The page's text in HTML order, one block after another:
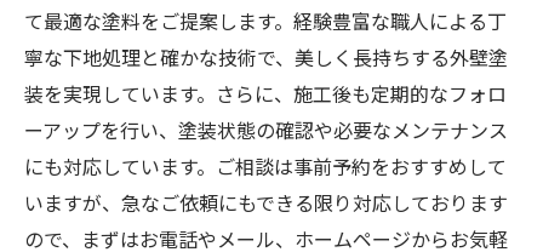
て最適な塗料をご提案します。経験豊富な職人による丁
寧な下地処理と確かな技術で、美しく長持ちする外壁塗
装を実現しています。さらに、施工後も定期的なフォロ
ーアップを行い、塗装状態の確認や必要なメンテナンス
にも対応しています。ご相談は事前予約をおすすめして
いますが、急なご依頼にもできる限り対応しております
ので、まずはお電話やメール、ホームページからお気軽